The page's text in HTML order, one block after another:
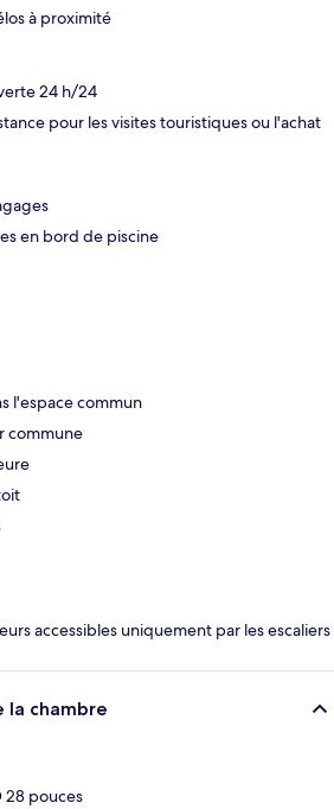
à proximité
24 h/24
pour les visites touristiques ou l'achat
en bord de piscine
l'espace commun
commune
accessibles uniquement par les escaliers
la chambre
28 pouces